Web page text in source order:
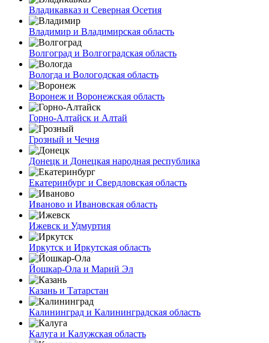
Владикавказ и Северная Осетия
Владимир и Владимирская область
Волгоград и Волгоградская область
Вологда и Вологодская область
Воронеж и Воронежская область
Горно-Алтайск и Алтай
Грозный и Чечня
Донецк и Донецкая народная республика
Екатеринбург и Свердловская область
Иваново и Ивановская область
Ижевск и Удмуртия
Иркутск и Иркутская область
Йошкар-Ола и Марий Эл
Казань и Татарстан
Калининград и Калининградская область
Калуга и Калужская область